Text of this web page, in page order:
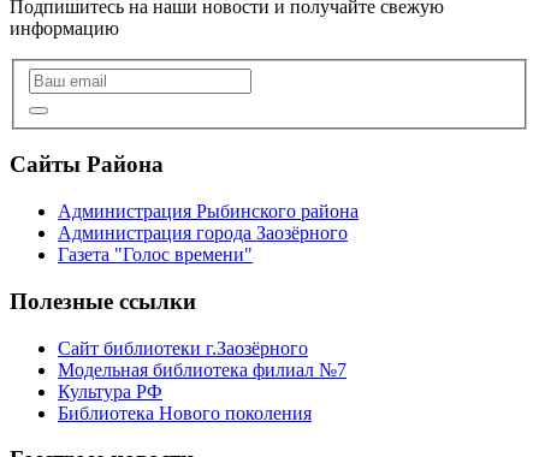
Подпишитесь на наши новости и получайте свежую
информацию
Сайты Района
Администрация Рыбинского района
Администрация города Заозёрного
Газета "Голос времени"
Полезные ссылки
Сайт библиотеки г.Заозёрного
Модельная библиотека филиал №7
Культура РФ
Библиотека Нового поколения